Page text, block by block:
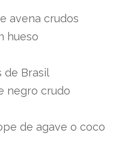
avena crudos
hueso
de Brasil
negro crudo
de agave o coco